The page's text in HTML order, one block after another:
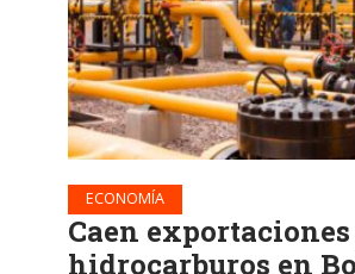
ECONOMÍA
Caen exportaciones
hidrocarburos en